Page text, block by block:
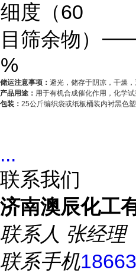
细度（60
目筛余物）
%
储运注意事项： 避光，储存于阴凉，干燥
产品用途： 用于有机合成催化作用，化学
包装： 25公斤编织袋或纸板桶装内衬黑色
...
联系我们
济南澳辰化工
联系人 张经理
联系手机